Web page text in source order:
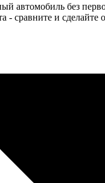
автомобиль без
- сравните и сделайте